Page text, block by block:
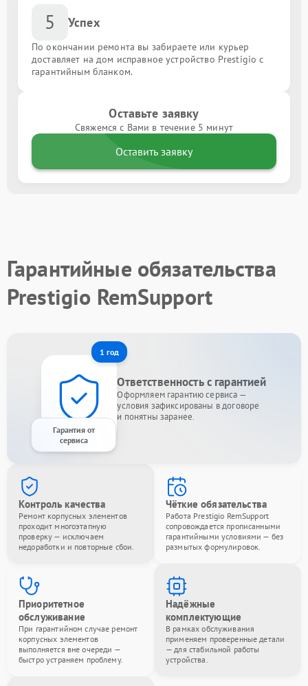
5 Успех
По окончании ремонта вы забираете или курьер
доставляет на дом исправное устройство Prestigio с
гарантийным бланком.
Оставьте заявку
Свяжемся с Вами в течение 5 минут
Оставить заявку
Гарантийные обязательства
Prestigio RemSupport
1 год
Гарантия от
сервиса
Ответственность с гарантией
Оформляем гарантию сервиса —
условия зафиксированы в договоре
и понятны заранее.
Контроль качества
Ремонт корпусных элементов
проходит многоэтапную
проверку — исключаем
недоработки и повторные сбои.
Чёткие обязательства
Работа Prestigio RemSupport
сопровождается прописанными
гарантийными условиями — без
размытых формулировок.
Приоритетное
обслуживание
При гарантийном случае ремонт
корпусных элементов
выполняется вне очереди —
быстро устраняем проблему.
Надёжные
комплектующие
В рамках обслуживания
применяем проверенные детали
— для стабильной работы
устройства.